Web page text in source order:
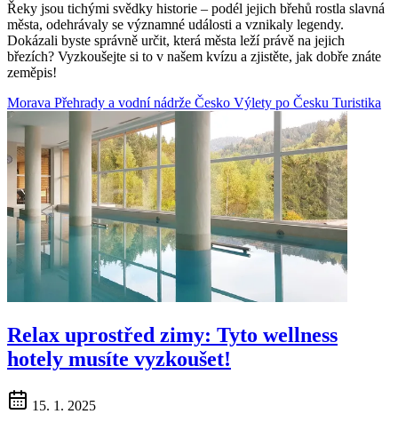
Řeky jsou tichými svědky historie – podél jejich břehů rostla slavná
města, odehrávaly se významné události a vznikaly legendy.
Dokázali byste správně určit, která města leží právě na jejich
březích? Vyzkoušejte si to v našem kvízu a zjistěte, jak dobře znáte
zeměpis!
Morava Přehrady a vodní nádrže Česko Výlety po Česku Turistika
Relax uprostřed zimy: Tyto wellness
hotely musíte vyzkoušet!
15. 1. 2025